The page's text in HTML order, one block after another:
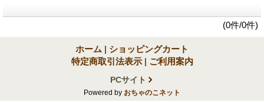
(0件/0件)
ホーム | ショッピングカート
特定商取引法表示 | ご利用案内
PCサイト
Powered by おちゃのこネット